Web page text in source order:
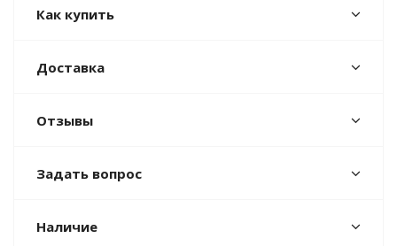
Как купить
Доставка
Отзывы
Задать вопрос
Наличие